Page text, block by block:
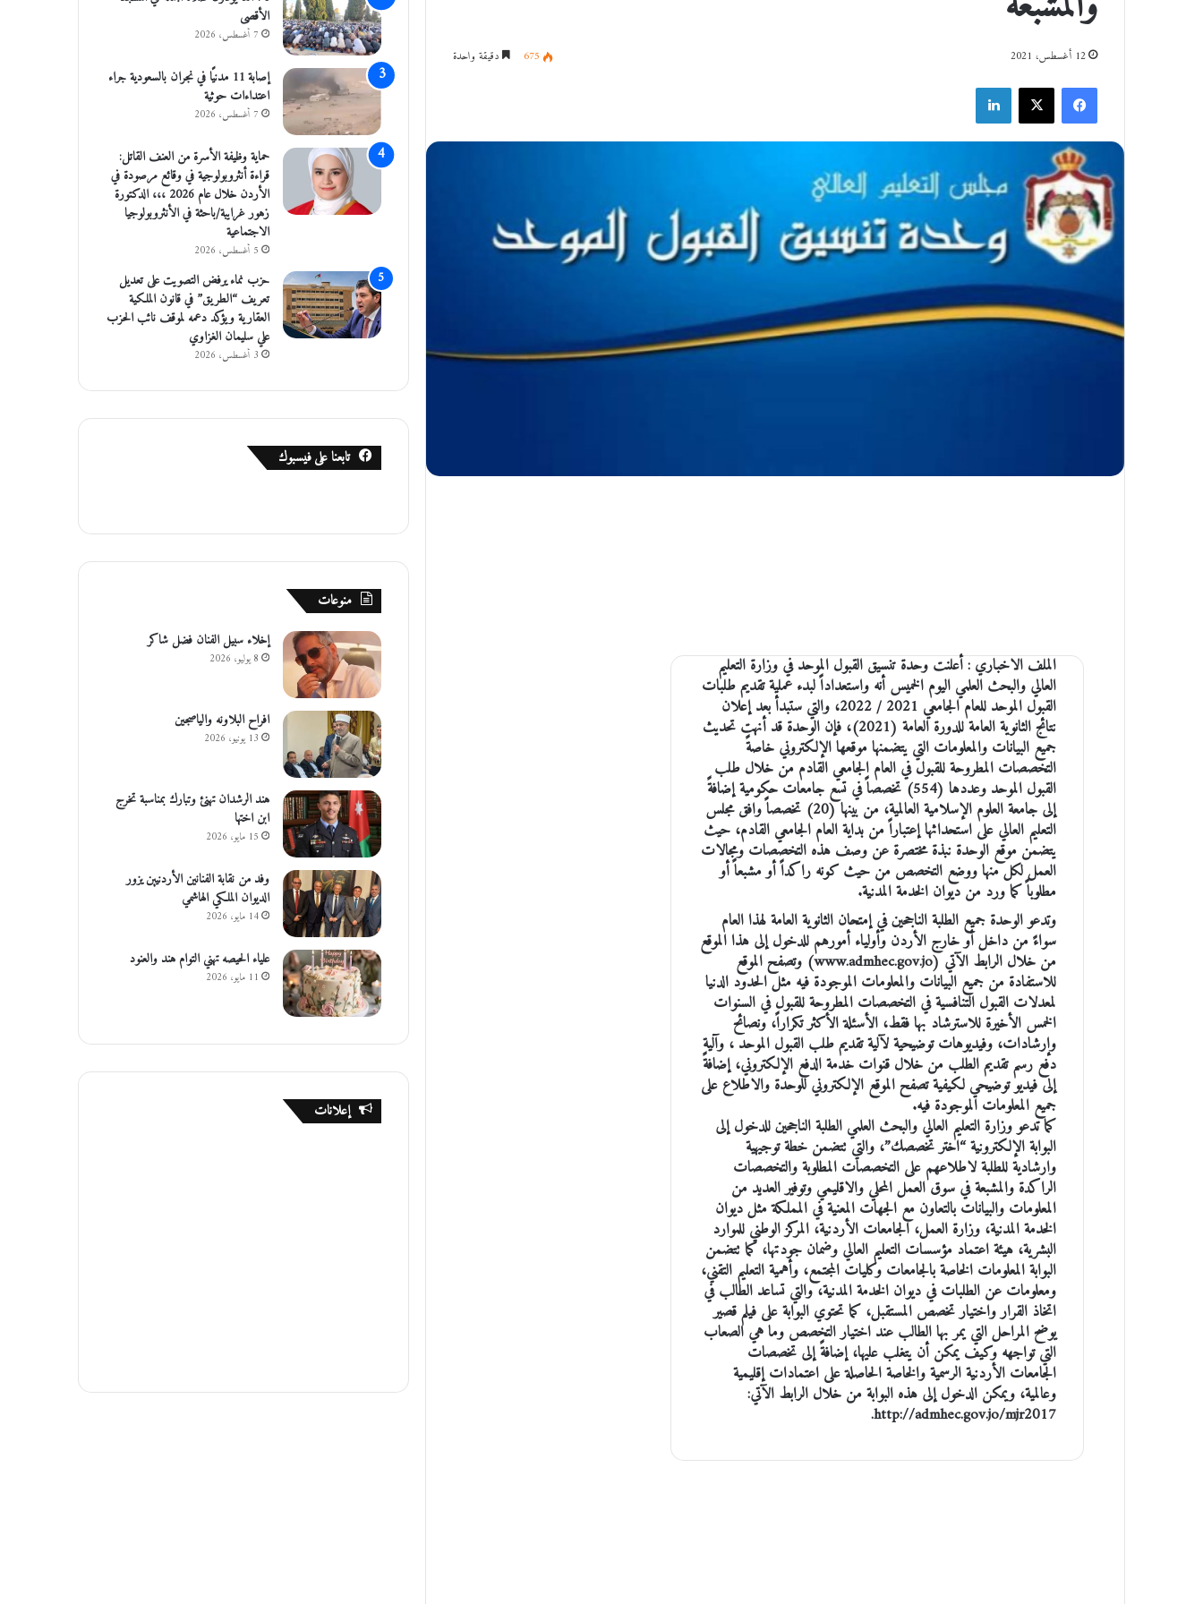
12 أغسطس، 2021 675 دقيقة واحدة
فيسبوك
الملف الاخباري : أعلنت وحدة تنسيق القبول الموحد في وزارة التعليم
العالي والبحث العلمي اليوم الخميس أنه واستعداداً لبدء عملية تقديم طلبات
القبول الموحد للعام الجامعي 2021 / 2022، والتي ستبدأ بعد إعلان
نتائج الثانوية العامة للدورة العامة (2021)، فإن الوحدة قد أنهت تحديث
جميع البيانات والمعلومات التي يتضمنها موقعها الإلكتروني خاصةً
التخصصات المطروحة للقبول في العام الجامعي القادم من خلال طلب
القبول الموحد وعددها (554) تخصصاً في تسع جامعات حكومية إضافةً
إلى جامعة العلوم الإسلامية العالمية، من بينها (20) تخصصاً وافق مجلس
التعليم العالي على استحداثها إعتباراً من بداية العام الجامعي القادم، حيث
يتضمن موقع الوحدة نبذة مختصرة عن وصف هذه التخصصات ومجالات
العمل لكل منها ووضع التخصص من حيث كونه راكداً أو مشبعاً أو
مطلوباً كما ورد من ديوان الخدمة المدنية.
وتدعو الوحدة جميع الطلبة الناجحين في إمتحان الثانوية العامة لهذا العام
سواءً من داخل أو خارج الأردن وأولياء أمورهم للدخول إلى هذا الموقع
من خلال الرابط الآتي (www.admhec.gov.jo) وتصفح الموقع
للاستفادة من جميع البيانات والمعلومات الموجودة فيه مثل الحدود الدنيا
لمعدلات القبول التنافسية في التخصصات المطروحة للقبول في السنوات
الخمس الأخيرة للاسترشاد بها فقط، الأسئلة الأكثر تكراراً، ونصائح
وإرشادات، وفيديوهات توضيحية لآلية تقديم طلب القبول الموحد ، وآلية
دفع رسم تقديم الطلب من خلال قنوات خدمة الدفع الإلكتروني، إضافةً
إلى فيديو توضيحي لكيفية تصفح الموقع الإلكتروني للوحدة والاطلاع على
جميع المعلومات الموجودة فيه.
كما تدعو وزارة التعليم العالي والبحث العلمي الطلبة الناجحين للدخول إلى
البوابة الإلكترونية “اختر تخصصك”، والتي تتضمن خطة توجيهية
وارشادية للطلبة لاطلاعهم على التخصصات المطلوبة والتخصصات
الراكدة والمشبعة في سوق العمل المحلي والاقليمي وتوفير العديد من
المعلومات والبيانات بالتعاون مع الجهات المعنية في المملكة مثل ديوان
الخدمة المدنية، وزارة العمل، الجامعات الأردنية، المركز الوطني للموارد
البشرية، هيئة اعتماد مؤسسات التعليم العالي وضمان جودتها، كما تتضمن
البوابة المعلومات الخاصة بالجامعات وكليات المجتمع، وأهمية التعليم التقني،
ومعلومات عن الطلبات في ديوان الخدمة المدنية، والتي تساعد الطالب في
اتخاذ القرار واختيار تخصص المستقبل، كما تحتوي البوابة على فيلم قصير
يوضح المراحل التي يمر بها الطالب عند اختيار التخصص وما هي الصعاب
التي تواجهه وكيف يمكن أن يتغلب عليها، إضافةً إلى تخصصات
الجامعات الأردنية الرسمية والخاصة الحاصلة على اعتمادات إقليمية
وعالمية، ويمكن الدخول إلى هذه البوابة من خلال الرابط الآتي:
http://admhec.gov.jo/mjr2017.
الأقصى
7 أغسطس، 2026
إصابة 11 مدنيًا في نجران بالسعودية جراء
اعتداءات حوثية
7 أغسطس، 2026
حماية وظيفة الأسرة من العنف القاتل:
قراءة أنثروبولوجية في وقائع مرصودة في
الأردن خلال عام 2026 ،،، الدكتورة
زهور غرايبة/باحثة في الأنثروبولوجيا
الاجتماعية
5 أغسطس، 2026
حزب نماء يرفض التصويت على تعديل
تعريف “الطريق” في قانون الملكية
العقارية ويؤكد دعمه لموقف نائب الحزب
علي سليمان الغزاوي
3 أغسطس، 2026
تابعنا على فيسبوك
منوعات
إخلاء سبيل الفنان فضل شاكر
8 يوليو، 2026
افراح البلاونه والياصجين
13 يونيو، 2026
هند الرشدان تهنئ وتبارك بمناسبة تخرج
ابن اختها
15 مايو، 2026
وفد من نقابة الفنانين الأردنيين يزور
الديوان الملكي الهاشمي
14 مايو، 2026
علياء الحيصه تهني التوام هند والعنود
11 مايو، 2026
إعلانات